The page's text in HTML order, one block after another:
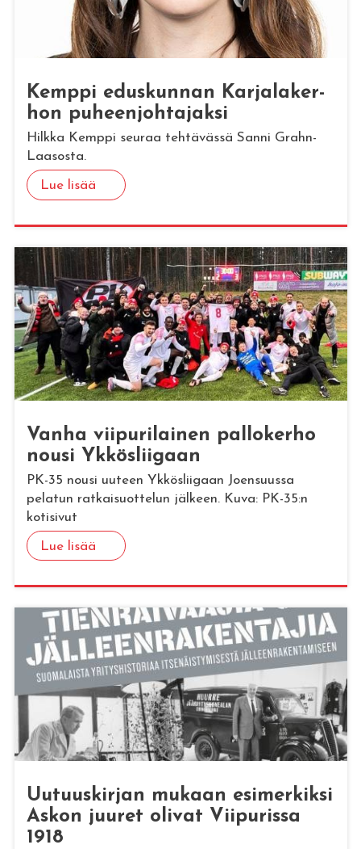
Kemp­pi edus­kun­nan Kar­ja­la­ker­
hon pu­heen­joh­ta­jak­si
Hilkka Kemppi seuraa tehtävässä Sanni Grahn-
Laasosta.
Lue lisää
Vanha vii­pu­ri­lai­nen pal­lo­ker­ho
nousi Yk­kös­lii­gaan
PK-35 nousi uuteen Ykkösliigaan Joensuussa
pelatun ratkaisuottelun jälkeen. Kuva: PK-35:n
kotisivut
Lue lisää
Uu­tuus­kir­jan mu­kaan esi­mer­kik­si
Askon juu­ret oli­vat Vii­pu­ris­sa
1918